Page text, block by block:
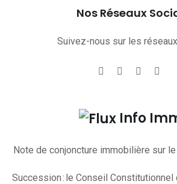
Nos Réseaux
Suivez-nous sur les
Info
Note de conjoncture immobilière sur
Succession : le Conseil